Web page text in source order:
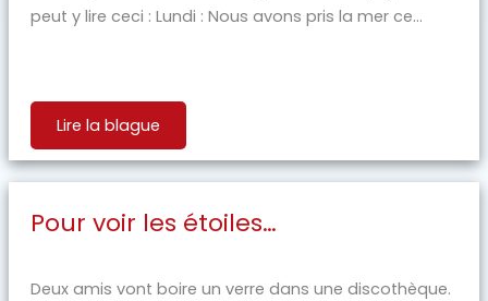
peut y lire ceci : Lundi : Nous avons pris la mer ce...
Lire la blague
Pour voir les étoiles…
Deux amis vont boire un verre dans une discothèque.